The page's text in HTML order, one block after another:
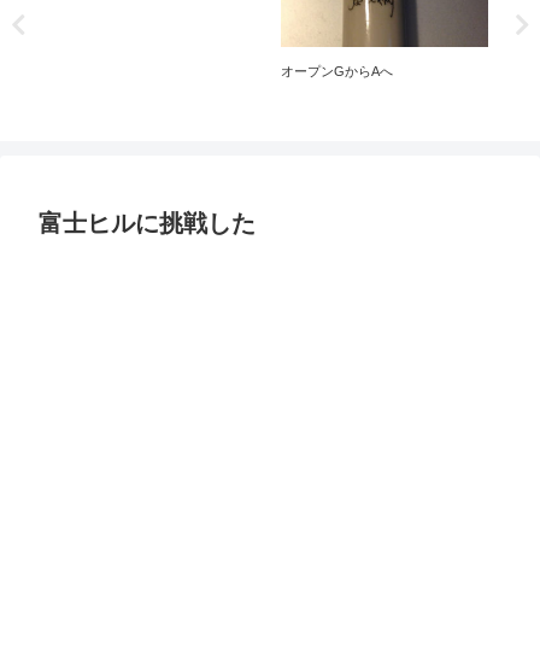
SSL BiG SiX登場！
富士ヒルに挑戦した